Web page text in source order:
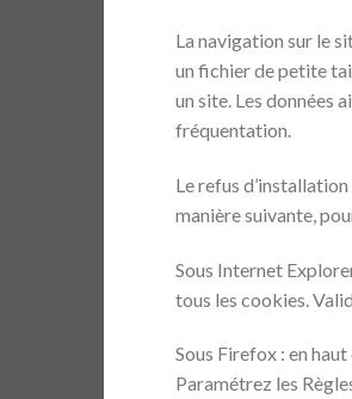
La navigation sur le
un fichier de petite
un site. Les données
fréquentation.
Le refus
manière suivante,
Sous Internet
tous les cookies.
Sous Firefox : en
Paramétrez les